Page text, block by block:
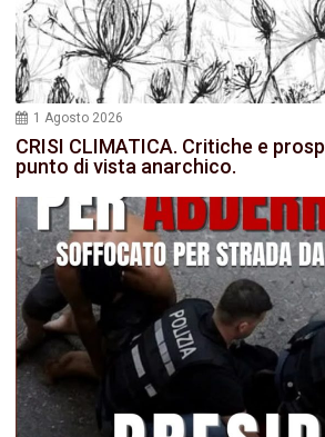
1 Agosto 2026
CRISI CLIMATICA. Critiche e
punto di vista anarchico.